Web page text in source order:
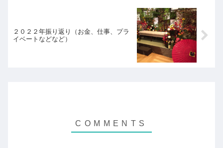
２０２２年振り返り（お金、仕事、プラ
イベートなどなど）